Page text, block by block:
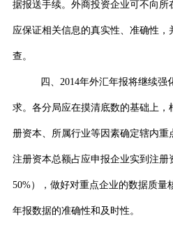
据报送手续。外商投资企业可不向所
应保证相关信息的真实性、准确性，
查。
四、 2014年外汇年报将继续强
求。各分局应在摸清底数的基础上，
册资本、所属行业等因素确定辖内重
注册资本总额占应申报企业实到注册
50%），做好对重点企业的数据质量
年报数据的准确性和及时性。